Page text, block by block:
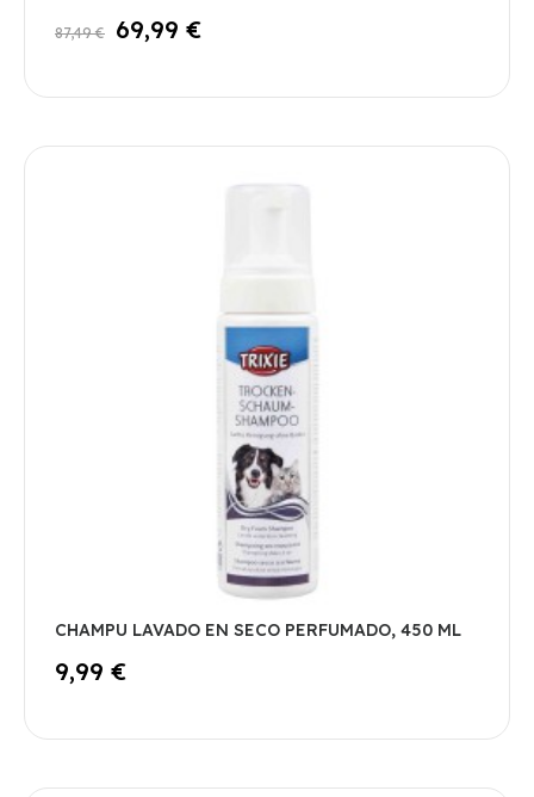
87,49 € 69,99 €
CHAMPU LAVADO EN SECO PERFUMADO, 450 ML
9,99 €